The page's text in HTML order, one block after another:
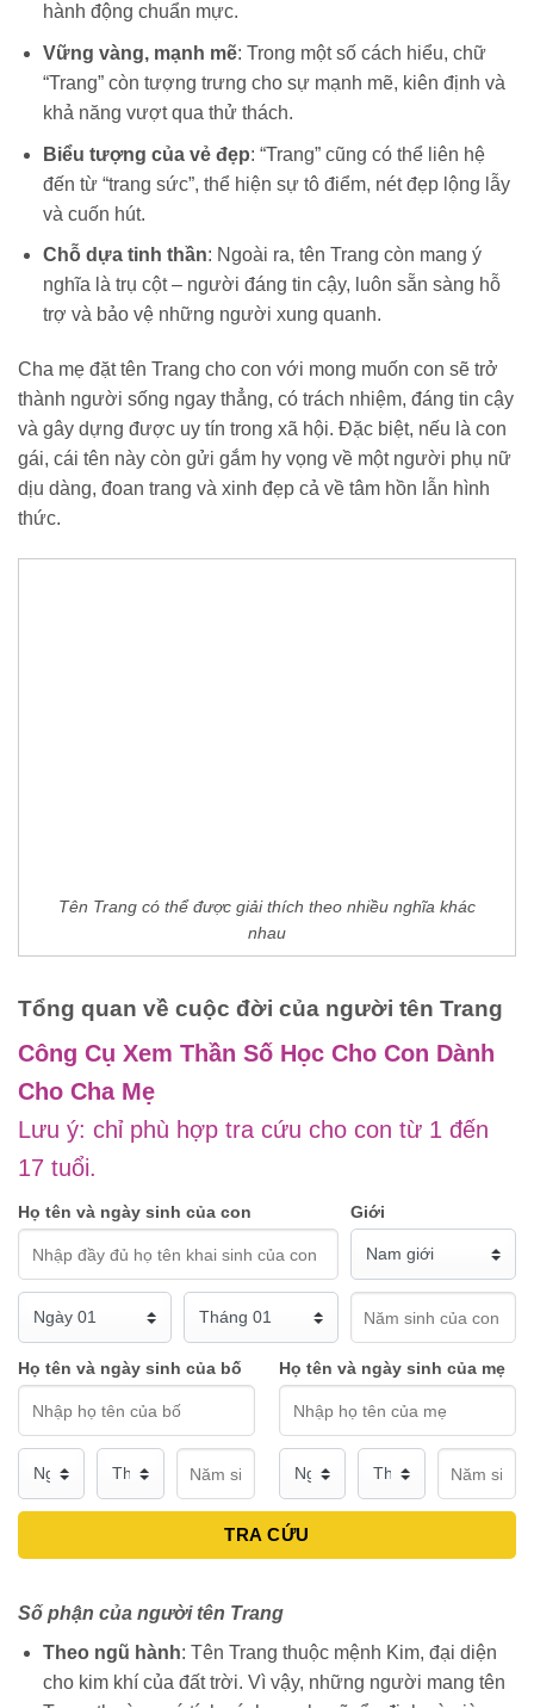
hành động chuẩn mực.
Vững vàng, mạnh mẽ: Trong một số cách hiểu, chữ
“Trang” còn tượng trưng cho sự mạnh mẽ, kiên định và
khả năng vượt qua thử thách.
Biểu tượng của vẻ đẹp: “Trang” cũng có thể liên hệ
đến từ “trang sức”, thể hiện sự tô điểm, nét đẹp lộng lẫy
và cuốn hút.
Chỗ dựa tinh thần: Ngoài ra, tên Trang còn mang ý
nghĩa là trụ cột – người đáng tin cậy, luôn sẵn sàng hỗ
trợ và bảo vệ những người xung quanh.
Cha mẹ đặt tên Trang cho con với mong muốn con sẽ trở
thành người sống ngay thẳng, có trách nhiệm, đáng tin cậy
và gây dựng được uy tín trong xã hội. Đặc biệt, nếu là con
gái, cái tên này còn gửi gắm hy vọng về một người phụ nữ
dịu dàng, đoan trang và xinh đẹp cả về tâm hồn lẫn hình
thức.
Tên Trang có thể được giải thích theo nhiều nghĩa khác
nhau
Tổng quan về cuộc đời của người tên Trang
Công Cụ Xem Thần Số Học Cho Con Dành
Cho Cha Mẹ
Lưu ý: chỉ phù hợp tra cứu cho con từ 1 đến
17 tuổi.
Họ tên và ngày sinh của con Giới
Họ tên và ngày sinh của bố Họ tên và ngày sinh của mẹ
TRA CỨU
Số phận của người tên Trang
Theo ngũ hành: Tên Trang thuộc mệnh Kim, đại diện
cho kim khí của đất trời. Vì vậy, những người mang tên